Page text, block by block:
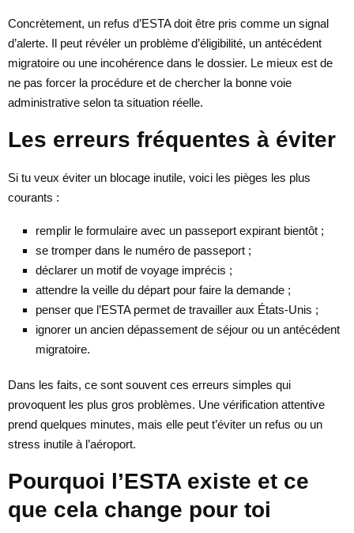
Concrètement, un refus d’ESTA doit être pris comme un signal
d’alerte. Il peut révéler un problème d’éligibilité, un antécédent
migratoire ou une incohérence dans le dossier. Le mieux est de
ne pas forcer la procédure et de chercher la bonne voie
administrative selon ta situation réelle.
Les erreurs fréquentes à éviter
Si tu veux éviter un blocage inutile, voici les pièges les plus
courants :
remplir le formulaire avec un passeport expirant bientôt ;
se tromper dans le numéro de passeport ;
déclarer un motif de voyage imprécis ;
attendre la veille du départ pour faire la demande ;
penser que l’ESTA permet de travailler aux États-Unis ;
ignorer un ancien dépassement de séjour ou un antécédent
migratoire.
Dans les faits, ce sont souvent ces erreurs simples qui
provoquent les plus gros problèmes. Une vérification attentive
prend quelques minutes, mais elle peut t’éviter un refus ou un
stress inutile à l’aéroport.
Pourquoi l’ESTA existe et ce
que cela change pour toi